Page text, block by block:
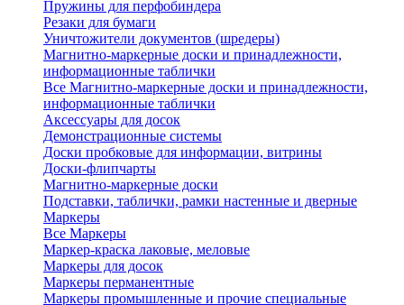
Пружины для перфобиндера
Резаки для бумаги
Уничтожители документов (шредеры)
Магнитно-маркерные доски и принадлежности,
информационные таблички
Все Магнитно-маркерные доски и принадлежности,
информационные таблички
Аксессуары для досок
Демонстрационные системы
Доски пробковые для информации, витрины
Доски-флипчарты
Магнитно-маркерные доски
Подставки, таблички, рамки настенные и дверные
Маркеры
Все Маркеры
Маркер-краска лаковые, меловые
Маркеры для досок
Маркеры перманентные
Маркеры промышленные и прочие специальные